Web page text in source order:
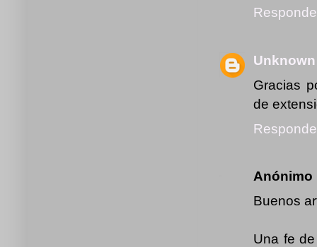
Unknown
Gracias
de
Anónimo
Buenos
Una fe